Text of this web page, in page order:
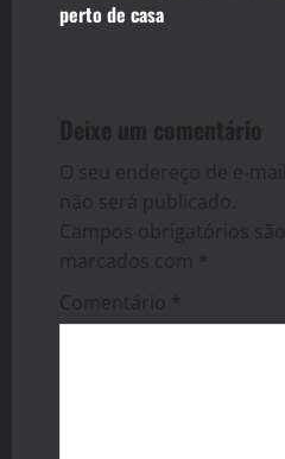
a
i
g
a
t
i
perto de casa
Deixe um comentário
O seu endereço de e-mail
não será publicado.
Campos obrigatórios são
marcados com *
Comentário *